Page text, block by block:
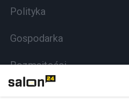
Polityka
Gospodarka
Rozmaitości